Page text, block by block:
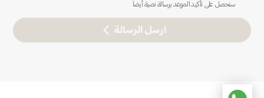
ستحصل على تأكيد الموعد برسالة نصية أيضاً
ارسل الرسالة